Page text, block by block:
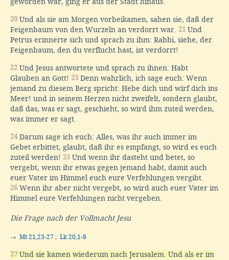
20 Und als sie am Morgen vorbeikamen, sahen sie, daß der
Feigenbaum von den Wurzeln an verdorrt war. 21 Und
Petrus erinnerte sich und sprach zu ihm: Rabbi, siehe, der
Feigenbaum, den du verflucht hast, ist verdorrt!
22 Und Jesus antwortete und sprach zu ihnen: Habt
Glauben an Gott! 23 Denn wahrlich, ich sage euch: Wenn
jemand zu diesem Berg spricht: Hebe dich und wirf dich ins
Meer! und in seinem Herzen nicht zweifelt, sondern glaubt,
daß das, was er sagt, geschieht, so wird ihm zuteil werden,
was immer er sagt.
24Darum sage ich euch: Alles, was ihr auch immer im
Gebet erbittet, glaubt, daß ihr es empfangt, so wird es euch
zuteil werden! 25 Und wenn ihr dasteht und betet, so
vergebt, wenn ihr etwas gegen jemand habt, damit auch
euer Vater im Himmel euch eure Verfehlungen vergibt.
26 Wenn ihr aber nicht vergebt, so wird auch euer Vater im
Himmel eure Verfehlungen nicht vergeben.
Die Frage nach der Vollmacht Jesu
→ Mt 21,23-27 ; Lk 20,1-8
27 Und sie kamen wiederum nach Jerusalem. Und als er im